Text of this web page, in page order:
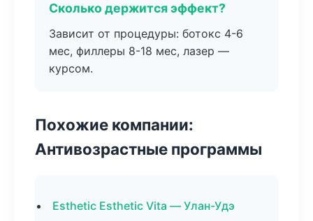
Сколько держится эффект?
Зависит от процедуры: ботокс 4-6
мес, филлеры 8-18 мес, лазер —
курсом.
Похожие компании:
Антивозрастные программы
Esthetic Esthetic Vita — Улан-Удэ